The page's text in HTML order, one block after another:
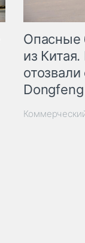
Опасные
из